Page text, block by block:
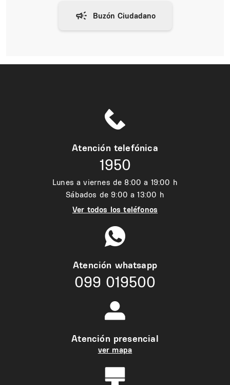
Atención telefónica
1950
Lunes a viernes de 8:00 a 19:00 h
Sábados de 9:00 a 13:00 h
Ver todos los teléfonos
Atención whatsapp
099 019500
Atención presencial
ver mapa